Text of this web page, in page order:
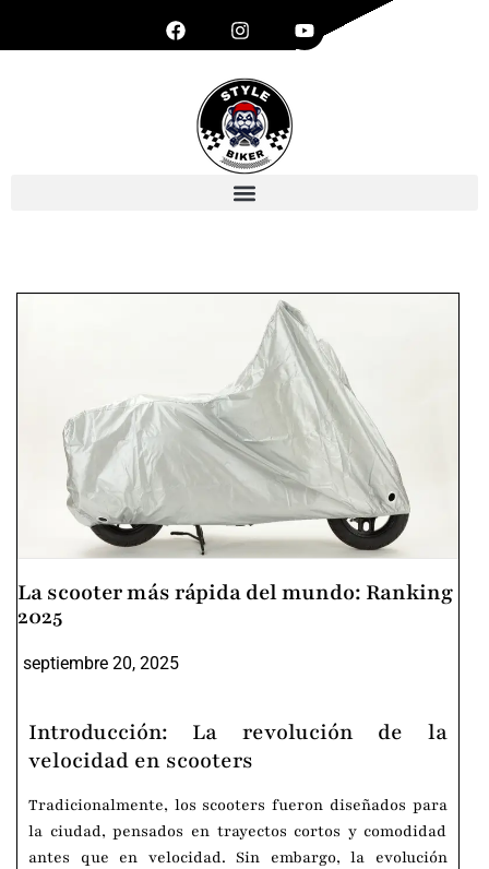
La scooter más rápida del mundo: Ranking
2025
septiembre 20, 2025
Introducción: La revolución de la
velocidad en scooters
Tradicionalmente, los scooters fueron diseñados para
la ciudad, pensados en trayectos cortos y comodidad
antes que en velocidad. Sin embargo, la evolución